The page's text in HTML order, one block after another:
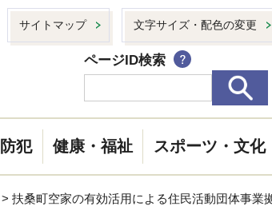
サイトマップ 文字サイズ・配色の変更
ページID検索
犯 健康・福祉 スポーツ・文化
> 扶桑町空家の有効活用による住民活動団体事業